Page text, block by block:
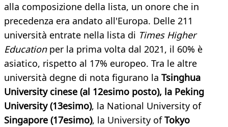
alla composizione della lista, un onore che in
precedenza era andato all'Europa. Delle 211
università entrate nella lista di Times Higher
Educationper la prima volta dal 2021, il 60% è
asiatico, rispetto al 17% europeo. Tra le altre
università degne di nota figurano la Tsinghua
University cinese (al 12esimo posto), la Peking
University (13esimo), la National University of
Singapore (17esimo), la University ofTokyo